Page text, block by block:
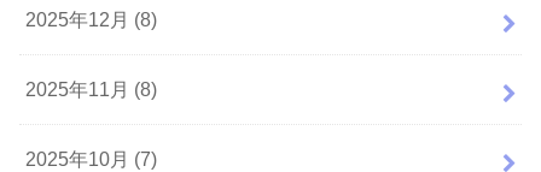
2025年12月 (8)
2025年11月 (8)
2025年10月 (7)